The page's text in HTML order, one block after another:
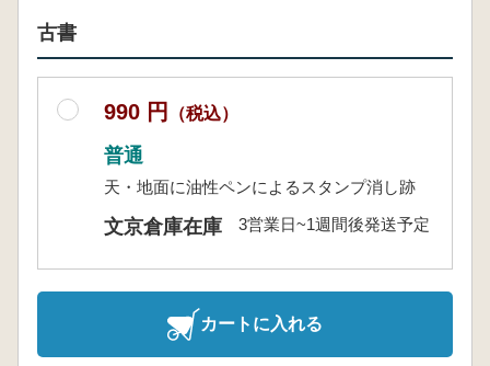
古書
990 円 （税込）
普通
天・地面に油性ペンによるスタンプ消し跡
文京倉庫在庫 3営業日~1週間後発送予定
カートに入れる